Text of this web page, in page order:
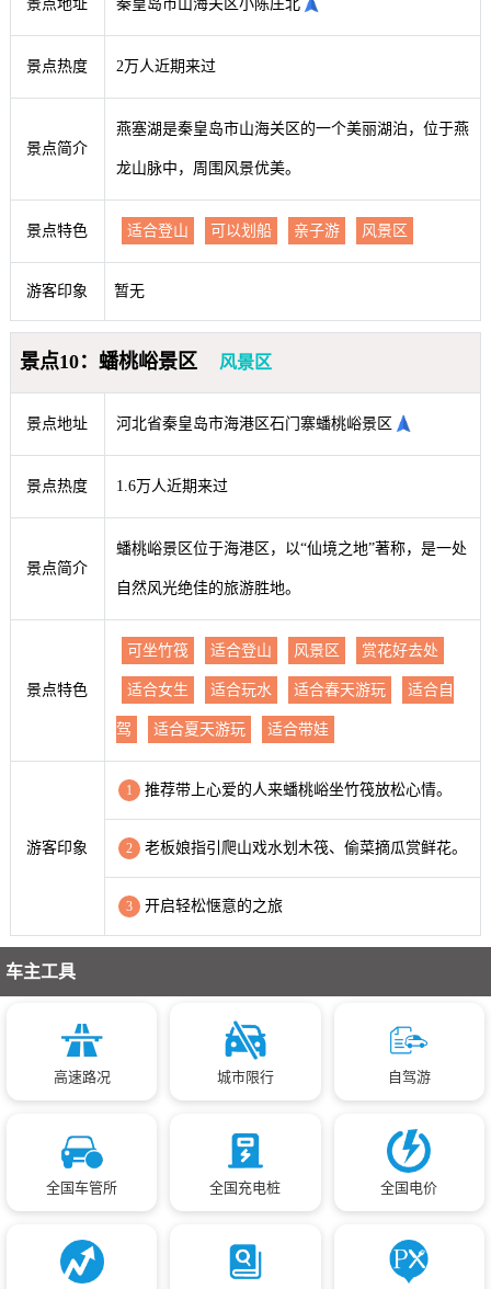
景点地址 秦皇岛市山海关区小陈庄北
景点热度 2万人近期来过
景点简介
燕塞湖是秦皇岛市山海关区的一个美丽湖泊，位于燕
龙山脉中，周围风景优美。
景点特色 适合登山 可以划船 亲子游 风景区
游客印象 暂无
景点10：蟠桃峪景区 风景区
景点地址 河北省秦皇岛市海港区石门寨蟠桃峪景区
景点热度 1.6万人近期来过
景点简介
蟠桃峪景区位于海港区，以“仙境之地”著称，是一处
自然风光绝佳的旅游胜地。
景点特色
可坐竹筏 适合登山 风景区 赏花好去处
适合女生 适合玩水 适合春天游玩 适合自
驾 适合夏天游玩 适合带娃
游客印象
1 推荐带上心爱的人来蟠桃峪坐竹筏放松心情。
2 老板娘指引爬山戏水划木筏、偷菜摘瓜赏鲜花。
3 开启轻松惬意的之旅
车主工具
高速路况 城市限行 自驾游
全国车管所 全国充电桩 全国电价